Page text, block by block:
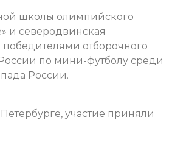
школы олимпийского
и северодвинская
победителями отборочного
по мини-футболу среди
России.
участие приняли